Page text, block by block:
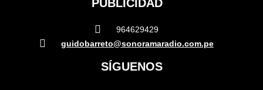
PUBLICIDAD
964629429
guidobarreto@sonoramaradio.com.pe
SÍGUENOS